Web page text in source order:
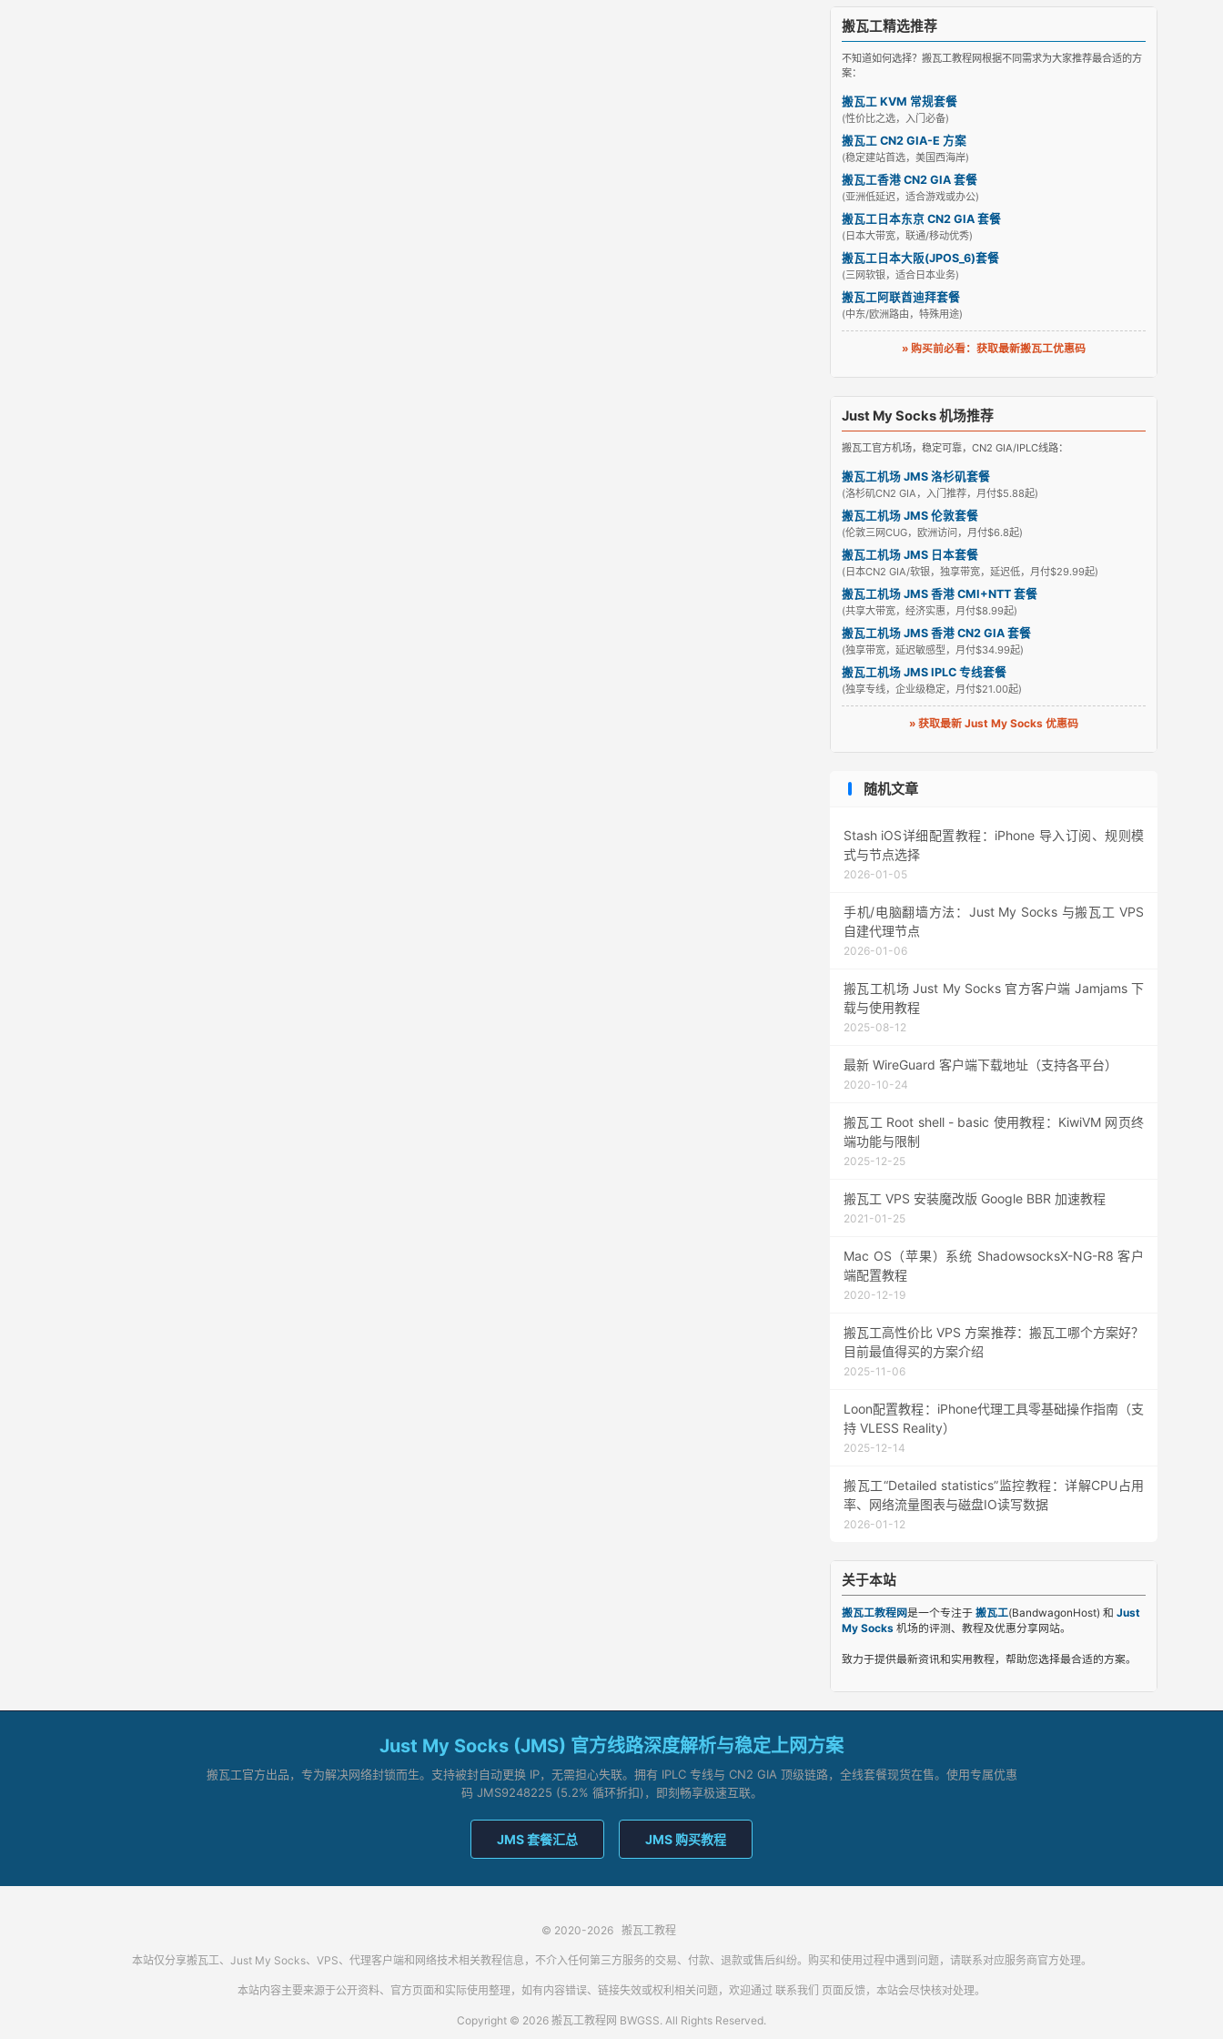
搬瓦工精选推荐
不知道如何选择？搬瓦工教程网根据不同需求为大家推荐最合适的方
案：
搬瓦工 KVM 常规套餐
(性价比之选，入门必备)
搬瓦工 CN2 GIA-E 方案
(稳定建站首选，美国西海岸)
搬瓦工香港 CN2 GIA 套餐
(亚洲低延迟，适合游戏或办公)
搬瓦工日本东京 CN2 GIA 套餐
(日本大带宽，联通/移动优秀)
搬瓦工日本大阪(JPOS_6)套餐
(三网软银，适合日本业务)
搬瓦工阿联酋迪拜套餐
(中东/欧洲路由，特殊用途)
» 购买前必看：获取最新搬瓦工优惠码
Just My Socks 机场推荐
搬瓦工官方机场，稳定可靠，CN2 GIA/IPLC线路：
搬瓦工机场 JMS 洛杉矶套餐
(洛杉矶CN2 GIA，入门推荐，月付$5.88起)
搬瓦工机场 JMS 伦敦套餐
(伦敦三网CUG，欧洲访问，月付$6.8起)
搬瓦工机场 JMS 日本套餐
(日本CN2 GIA/软银，独享带宽，延迟低，月付$29.99起)
搬瓦工机场 JMS 香港 CMI+NTT 套餐
(共享大带宽，经济实惠，月付$8.99起)
搬瓦工机场 JMS 香港 CN2 GIA 套餐
(独享带宽，延迟敏感型，月付$34.99起)
搬瓦工机场 JMS IPLC 专线套餐
(独享专线，企业级稳定，月付$21.00起)
» 获取最新 Just My Socks 优惠码
随机文章
Stash iOS详细配置教程：iPhone 导入订阅、规则模
式与节点选择
2026-01-05
手机/电脑翻墙方法：Just My Socks 与搬瓦工 VPS
自建代理节点
2026-01-06
搬瓦工机场 Just My Socks 官方客户端 Jamjams 下
载与使用教程
2025-08-12
最新 WireGuard 客户端下载地址（支持各平台）
2020-10-24
搬瓦工 Root shell - basic 使用教程：KiwiVM 网页终
端功能与限制
2025-12-25
搬瓦工 VPS 安装魔改版 Google BBR 加速教程
2021-01-25
Mac OS（苹果）系统 ShadowsocksX-NG-R8 客户
端配置教程
2020-12-19
搬瓦工高性价比 VPS 方案推荐：搬瓦工哪个方案好？
目前最值得买的方案介绍
2025-11-06
Loon配置教程：iPhone代理工具零基础操作指南（支
持 VLESS Reality）
2025-12-14
搬瓦工“Detailed statistics”监控教程：详解CPU占用
率、网络流量图表与磁盘IO读写数据
2026-01-12
关于本站
搬瓦工教程网是一个专注于 搬瓦工(BandwagonHost) 和 Just
My Socks 机场的评测、教程及优惠分享网站。
致力于提供最新资讯和实用教程，帮助您选择最合适的方案。
Just My Socks (JMS) 官方线路深度解析与稳定上网方案
搬瓦工官方出品，专为解决网络封锁而生。支持被封自动更换 IP，无需担心失联。拥有 IPLC 专线与 CN2 GIA 顶级链路，全线套餐现货在售。使用专属优惠
码 JMS9248225 (5.2% 循环折扣)，即刻畅享极速互联。
JMS 套餐汇总 JMS 购买教程
© 2020-2026 搬瓦工教程
本站仅分享搬瓦工、Just My Socks、VPS、代理客户端和网络技术相关教程信息，不介入任何第三方服务的交易、付款、退款或售后纠纷。购买和使用过程中遇到问题，请联系对应服务商官方处理。
本站内容主要来源于公开资料、官方页面和实际使用整理，如有内容错误、链接失效或权利相关问题，欢迎通过 联系我们 页面反馈，本站会尽快核对处理。
Copyright © 2026 搬瓦工教程网 BWGSS. All Rights Reserved.